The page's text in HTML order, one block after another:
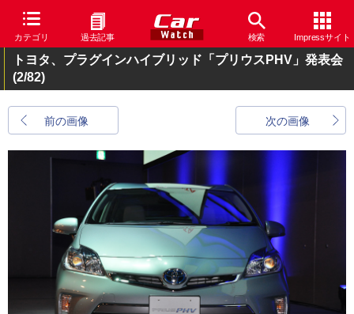
カテゴリ 過去記事 検索 Impressサイト
トヨタ、プラグインハイブリッド「プリウスPHV」発表会
(2/82)
前の画像 次の画像